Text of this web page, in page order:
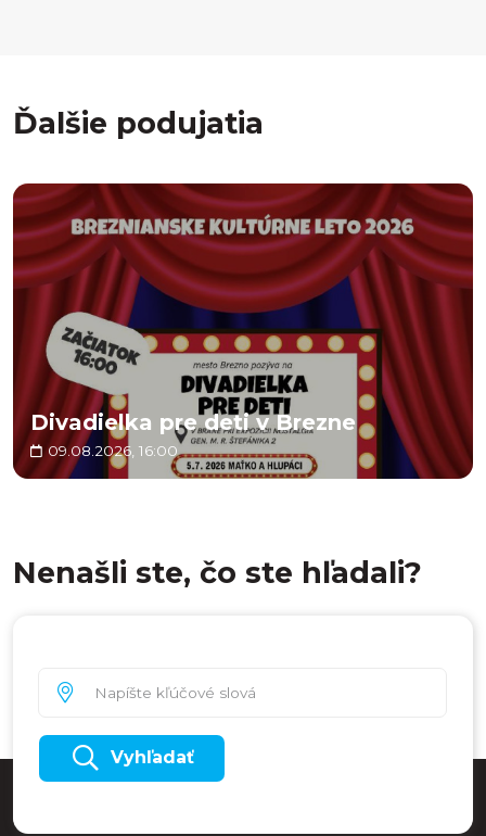
Ďalšie podujatia
Divadielka pre deti v Brezne
09.08.2026, 16:00
Nenašli ste, čo ste hľadali?
Vyhľadať